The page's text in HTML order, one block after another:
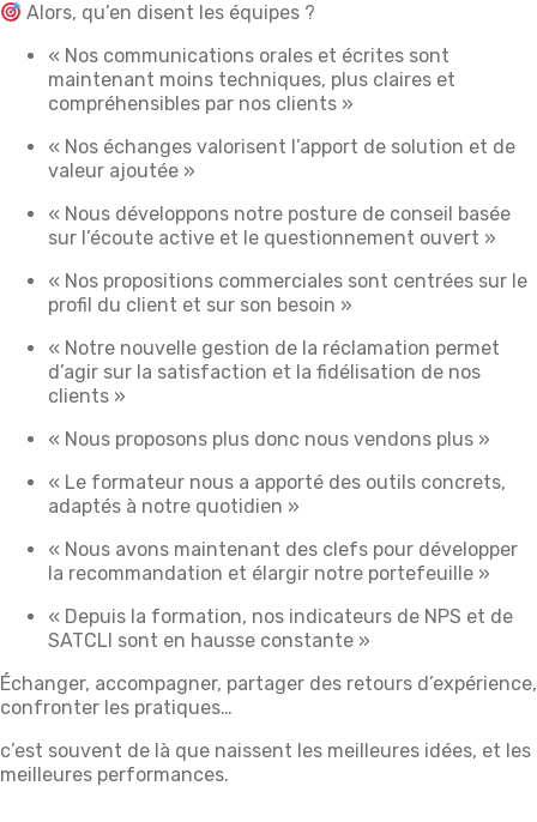
Alors, qu’en disent les équipes ?
« Nos communications orales et écrites sont
maintenant moins techniques, plus claires et
compréhensibles par nos clients »
« Nos échanges valorisent l’apport de solution et de
valeur ajoutée »
« Nous développons notre posture de conseil basée
sur l’écoute active et le questionnement ouvert »
« Nos propositions commerciales sont centrées sur le
profil du client et sur son besoin »
« Notre nouvelle gestion de la réclamation permet
d’agir sur la satisfaction et la fidélisation de nos
clients »
« Nous proposons plus donc nous vendons plus »
« Le formateur nous a apporté des outils concrets,
adaptés à notre quotidien »
« Nous avons maintenant des clefs pour développer
la recommandation et élargir notre portefeuille »
« Depuis la formation, nos indicateurs de NPS et de
SATCLI sont en hausse constante »
Échanger, accompagner, partager des retours d’expérience,
confronter les pratiques…
c’est souvent de là que naissent les meilleures idées, et les
meilleures performances.